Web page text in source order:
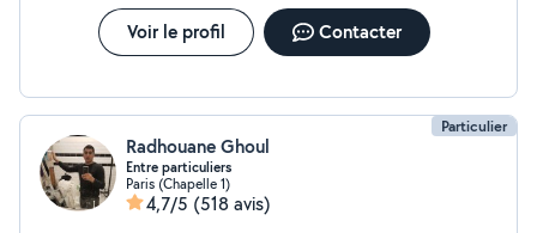
Voir le profil Contacter
Particulier
Radhouane Ghoul
Entre particuliers
Paris (Chapelle 1)
4,7/5 (518 avis)